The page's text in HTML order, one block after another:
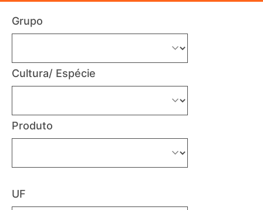
Grupo
Cultura/ Espécie
Produto
UF